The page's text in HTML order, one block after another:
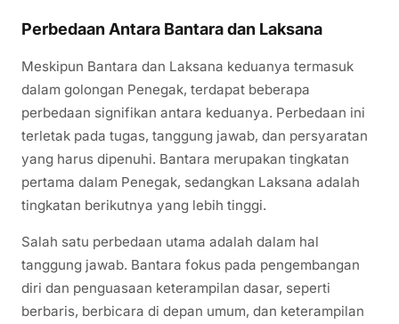
Perbedaan Antara Bantara dan Laksana
Meskipun Bantara dan Laksana keduanya termasuk
dalam golongan Penegak, terdapat beberapa
perbedaan signifikan antara keduanya. Perbedaan ini
terletak pada tugas, tanggung jawab, dan persyaratan
yang harus dipenuhi. Bantara merupakan tingkatan
pertama dalam Penegak, sedangkan Laksana adalah
tingkatan berikutnya yang lebih tinggi.
Salah satu perbedaan utama adalah dalam hal
tanggung jawab. Bantara fokus pada pengembangan
diri dan penguasaan keterampilan dasar, seperti
berbaris, berbicara di depan umum, dan keterampilan